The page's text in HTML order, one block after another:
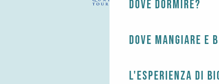
Dove dormire?
Dove mangiare e
L'esperienza di